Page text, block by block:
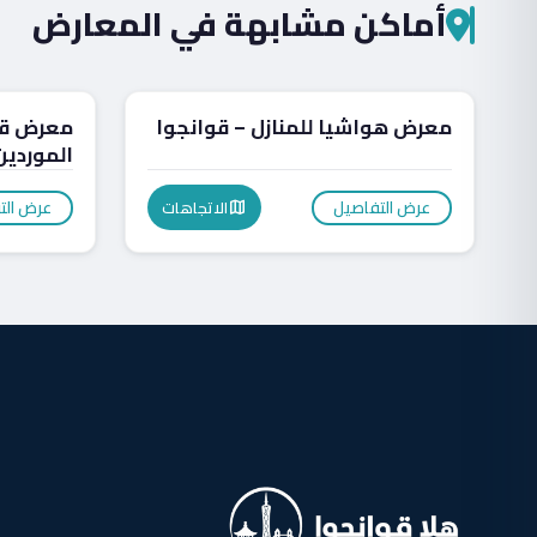
أماكن مشابهة في المعارض
معرض هواشيا للمنازل – قوانجوا
عرض التفاصيل mapالاتجاهات
معرض
عرض